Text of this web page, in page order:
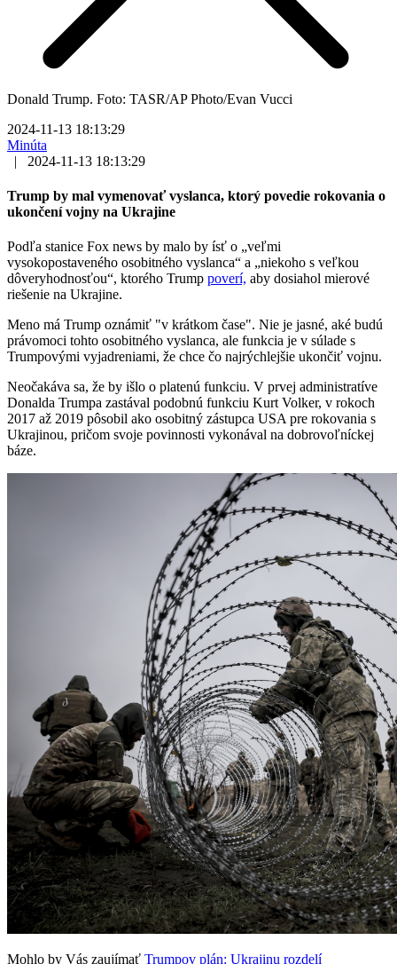
Donald Trump. Foto: TASR/AP Photo/Evan Vucci
2024-11-13 18:13:29
Minúta
|
2024-11-13 18:13:29
Trump by mal vymenovať vyslanca, ktorý povedie rokovania o
ukončení vojny na Ukrajine
Podľa stanice Fox news by malo by ísť o „veľmi
vysokopostaveného osobitného vyslanca“ a „niekoho s veľkou
dôveryhodnosťou“, ktorého Trump poverí, aby dosiahol mierové
riešenie na Ukrajine.
Meno má Trump oznámiť "v krátkom čase". Nie je jasné, aké budú
právomoci tohto osobitného vyslanca, ale funkcia je v súlade s
Trumpovými vyjadreniami, že chce čo najrýchlejšie ukončiť vojnu.
Neočakáva sa, že by išlo o platenú funkciu. V prvej administratíve
Donalda Trumpa zastával podobnú funkciu Kurt Volker, v rokoch
2017 až 2019 pôsobil ako osobitný zástupca USA pre rokovania s
Ukrajinou, pričom svoje povinnosti vykonával na dobrovoľníckej
báze.
Mohlo by Vás zaujímať Trumpov plán: Ukrajinu rozdelí